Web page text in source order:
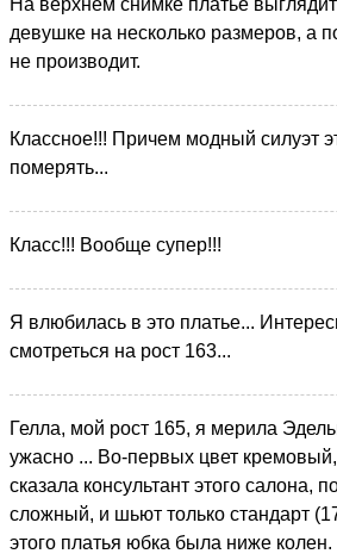
На верхнем снимке платье выглядит
девушке на несколько размеров, а
не производит.
Классное!!! Причем модный силуэт
померять...
Класс!!! Вообще супер!!!
Я влюбилась в это платье...
смотреться на рост 163...
Гелла, мой рост 165, я мерила
ужасно ... Во-первых цвет
сказала консультант этого салона,
сложный, и шьют только стандарт
этого платья юбка была ниже колен.